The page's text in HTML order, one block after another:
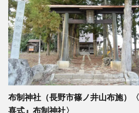
布制神社（長野市篠ノ井山布施）
喜式』布制神社〉